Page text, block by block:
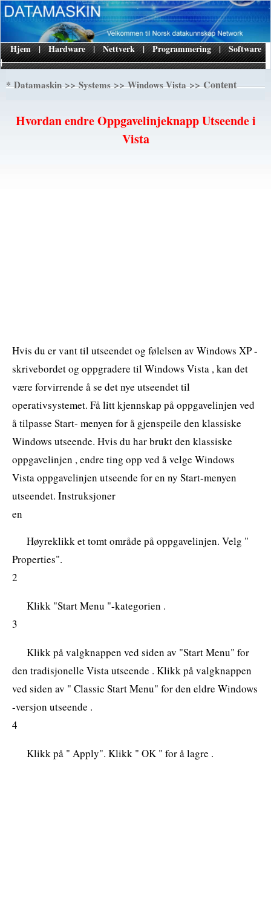
|
Hjem | Hardware | Nettverk | Programmering | Software
*Datamaskin>>Systems>>Windows Vista>> Content
Hvordan endre Oppgavelinjeknapp Utseende i
Vista
Hvis du er vant til utseendet og følelsen av Windows XP -
skrivebordet og oppgradere til Windows Vista , kan det
være forvirrende å se det nye utseendet til
operativsystemet. Få litt kjennskap på oppgavelinjen ved
å tilpasse Start- menyen for å gjenspeile den klassiske
Windows utseende. Hvis du har brukt den klassiske
oppgavelinjen , endre ting opp ved å velge Windows
Vista oppgavelinjen utseende for en ny Start-menyen
utseendet. Instruksjoner
en
Høyreklikk et tomt område på oppgavelinjen. Velg "
Properties".
2
Klikk "Start Menu "-kategorien .
3
Klikk på valgknappen ved siden av "Start Menu" for
den tradisjonelle Vista utseende . Klikk på valgknappen
ved siden av " Classic Start Menu" for den eldre Windows
-versjon utseende .
4
Klikk på " Apply". Klikk " OK " for å lagre .